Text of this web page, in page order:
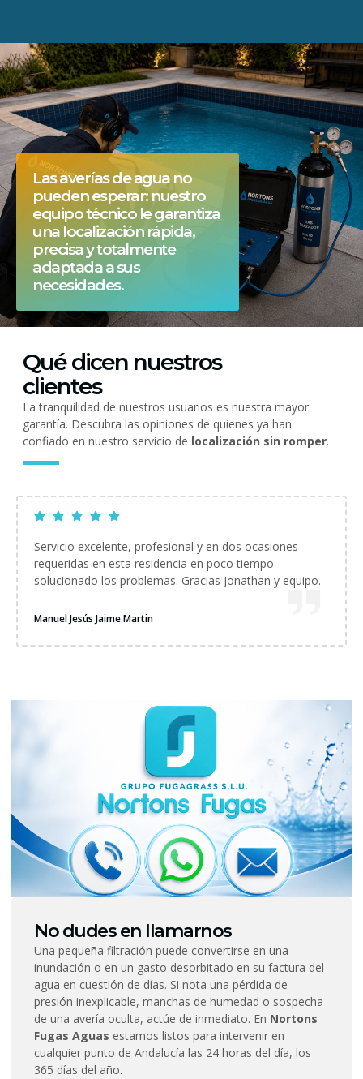
Las averías de agua no
pueden esperar: nuestro
equipo técnico le garantiza
una localización rápida,
precisa y totalmente
adaptada a sus
necesidades.
Qué dicen nuestros
clientes
La tranquilidad de nuestros usuarios es nuestra mayor
garantía. Descubra las opiniones de quienes ya han
confiado en nuestro servicio de localización sin romper.
Servicio excelente, profesional y en dos ocasiones
requeridas en esta residencia en poco tiempo
solucionado los problemas. Gracias Jonathan y equipo.
Manuel Jesús Jaime Martin
No dudes en llamarnos
Una pequeña filtración puede convertirse en una
inundación o en un gasto desorbitado en su factura del
agua en cuestión de días. Si nota una pérdida de
presión inexplicable, manchas de humedad o sospecha
de una avería oculta, actúe de inmediato. En Nortons
Fugas Aguas estamos listos para intervenir en
cualquier punto de Andalucía las 24 horas del día, los
365 días del año.